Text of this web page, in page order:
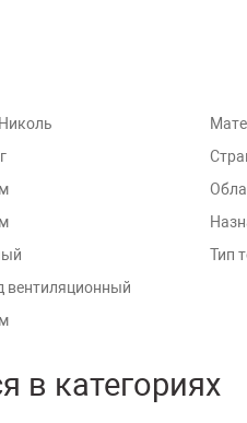
вентиляционный
Тип
в категориях